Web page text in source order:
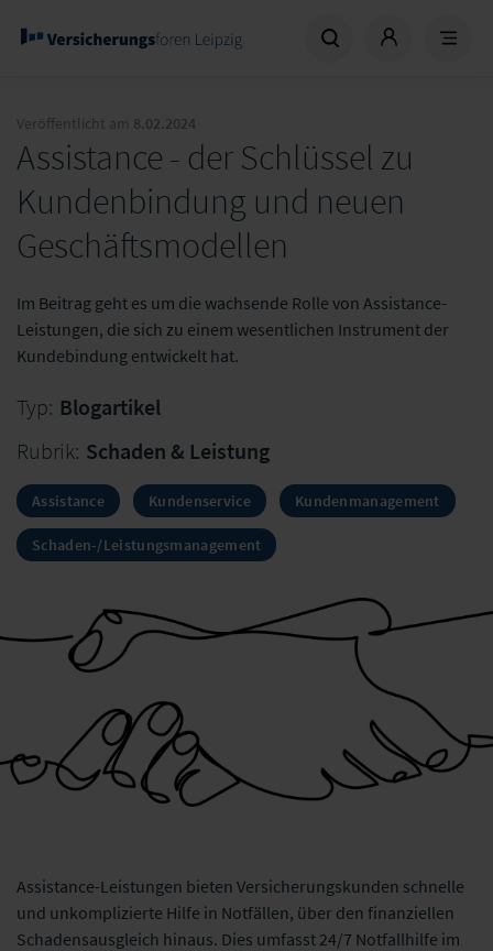
Veröffentlicht am 8.02.2024
Assistance - der Schlüssel zu
Kundenbindung und neuen
Geschäftsmodellen
Im Beitrag geht es um die wachsende Rolle von Assistance-
Leistungen, die sich zu einem wesentlichen Instrument der
Kundebindung entwickelt hat.
Typ: Blogartikel
Rubrik: Schaden & Leistung
Assistance Kundenservice Kundenmanagement
Schaden-/Leistungsmanagement
Assistance-Leistungen bieten Versicherungskunden schnelle
und unkomplizierte Hilfe in Notfällen, über den finanziellen
Schadensausgleich hinaus. Dies umfasst 24/7 Notfallhilfe im